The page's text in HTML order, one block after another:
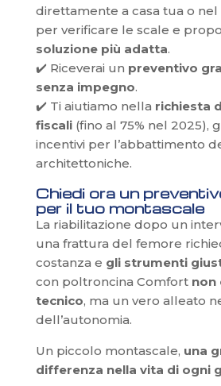
direttamente a casa tua o nel
per verificare le scale e
soluzione più adatta.
✔️ Riceverai un preventivo
senza impegno.
✔️ Ti aiutiamo nella richiesta
fiscali(fino al 75% nel 2025),
incentivi per l’abbattimento
architettoniche.
Chiedi ora un
per il tuo montascale
La riabilitazione dopo un
una frattura del femore
costanza e gli strumenti
con poltroncina Comfort non
tecnico, ma un vero alleato
dell’autonomia.
Un piccolo montascale, una
differenza nella vita di ogni